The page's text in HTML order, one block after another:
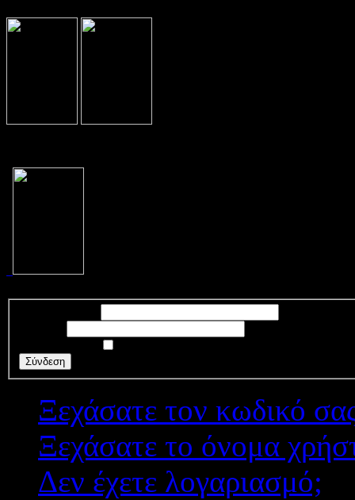
Σύνδεση
Ξεχάσατε τον κωδικό
Ξεχάσατε το όνομα
Δεν έχετε λογαριασμό;